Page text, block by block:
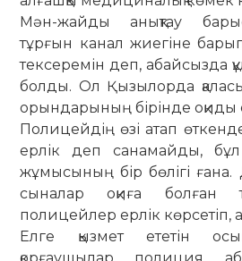
Мән-жайды анықтау
тұрғын канал жиегіне
тексеремін деп, абайсызда
болды. Ол Қызылорда
орындарының бірінде оқиды
Полицейдің өзі атап
ерлік деп санамайды, бұл
жұмысының бір бөлігі
сыналар оқиға болған
полицейлер ерлік көрсетіп,
Елге қызмет ететін